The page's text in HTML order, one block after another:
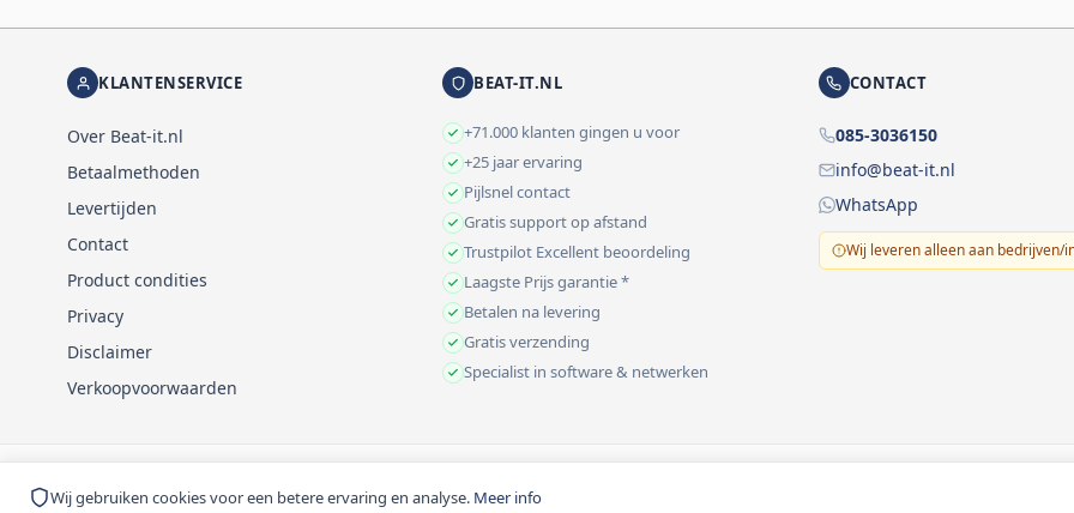
Wij gebruiken cookies voor een betere ervaring en analyse. Meer info
KLANTENSERVICE
Over Beat-it.nl
Betaalmethoden
Levertijden
Contact
Product condities
Privacy
Disclaimer
Verkoopvoorwaarden
BEAT-IT.NL
+71.000 klanten gingen u voor
+25 jaar ervaring
Pijlsnel contact
Gratis support op afstand
Trustpilot Excellent beoordeling
Laagste Prijs garantie *
Betalen na levering
Gratis verzending
Specialist in software & netwerken
CONTACT
085-3036150
info@beat-it.nl
WhatsApp
Wij leveren alleen aan bedrijven/
© 1999-2026 Beat-it.nl. Vermelde prijzen zijn excl. BTW tenzij anders vermeld.